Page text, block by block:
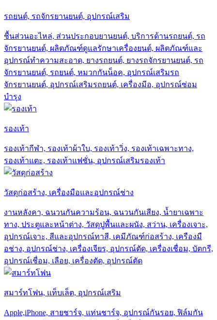
รถยนต์, รถจักรยานยนต์, อุปกรณ์เสริม
ชื้นส่วนอะไหล่, ส่วนประกอบยานยนต์, บริการด้านรถยนต์, รถ
จักรยานยนต์, ผลิตภัณฑ์ดูแลรักษาเครื่องยนต์, ผลิตภัณฑ์และ
อุปกรณ์ทำความสะอาด, ยางรถยนต์, ยางรถจักรยานยนต์, รถ
จักรยานยนต์, รถยนต์, หมวกกันน็อค, อุปกรณ์เสริมรถ
จักรยานยนต์, อุปกรณ์เสริมรถยนต์, เครื่องมีอ, อุปกรณ์ซ่อม
บำรุง
รองเท้า
รองเท้ากีฬา, รองเท้าผ้าใบ, รองเท้าวิ่ง, รองเท้าเฉพาะทาง,
รองเท้าแตะ, รองเท้าแฟชั่น, อุปกรณ์เสริมรองเท้า
วัสดุก่อสร้าง, เครื่องมือและอุปกรณ์ช่าง
งานหลังคา, ฉนวนกันความร้อน, ฉนวนกันเสียง, น้ำยาเฉพาะ
ทาง, ประตูและหน้าต่าง, วัสดุปูพื้นและผนัง, สว่าน, เครื่องเจาะ,
อุปกรณ์เจาะ, สีและอุปกรณ์ทาสี, เคมีภัณฑ์ก่อสร้าง, เครืองมื
อช่าง, อุปกรณ์ช่าง, เครื่องเจียร, อุปกรณ์ตัด, เครื่องเชื่อม, บัตกรี,
อุปกรณ์เชื่อม, เลือย, เครื่องตัด, อุปกรณ์ตัด
สมาร์ทโฟน, แท็บเล็ต, อุปกรณ์เสริม
Apple,iPhone, สายชาร์จ, แท่นชาร์จ, อุปกรณ์กันรอย, ฟิล์มกัน